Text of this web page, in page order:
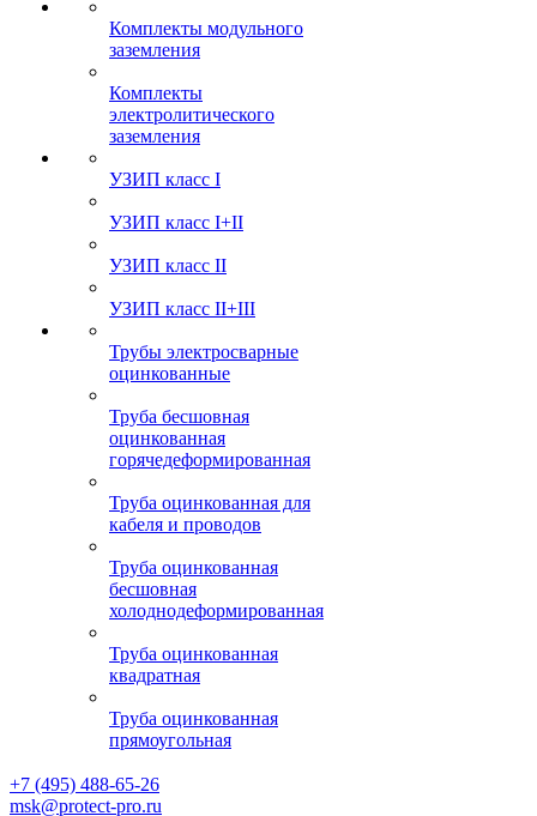
Комплекты модульного
заземления
Комплекты
электролитического
заземления
УЗИП класс I
УЗИП класс I+II
УЗИП класс II
УЗИП класс II+III
Трубы электросварные
оцинкованные
Труба бесшовная
оцинкованная
горячедеформированная
Труба оцинкованная для
кабеля и проводов
Труба оцинкованная
бесшовная
холоднодеформированная
Труба оцинкованная
квадратная
Труба оцинкованная
прямоугольная
+7 (495) 488-65-26
msk@protect-pro.ru